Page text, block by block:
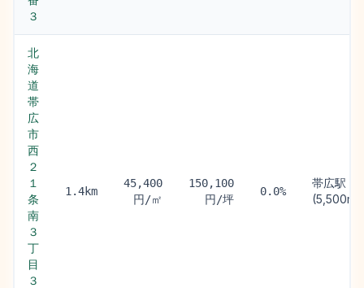
３
北
海
道
帯
広
市
西
２
１
条
南
３
丁
目
３
1.4km
45,400
円/㎡
150,100
円/坪
0.0%
帯広駅
(5,500m)